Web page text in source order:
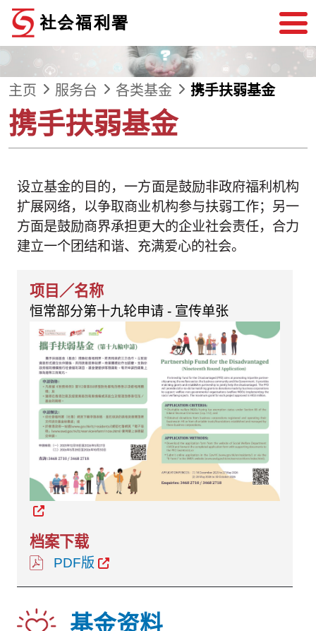
跳到内容
主页 服务台 各类基金 携手扶弱基金
携手扶弱基金
设立基金的目的，一方面是鼓励非政府福利机构
扩展网络，以争取商业机构参与扶弱工作；另一
方面是鼓励商界承担更大的企业社会责任，合力
建立一个团结和谐、充满爱心的社会。
恒常部分第十九轮申请 - 宣传单张
PDF版
基金资料